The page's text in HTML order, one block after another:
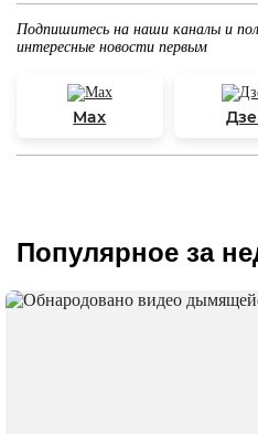
Подпишитесь на наши каналы и
интересные новости первым
Max
Популярное за